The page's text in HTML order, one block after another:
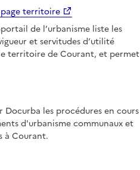
territoire
de l’urbanisme liste les
et servitudes d’utilité
territoire de Courant, et permet
Docurba les procédures en cours
d'urbanisme communaux et
à Courant.